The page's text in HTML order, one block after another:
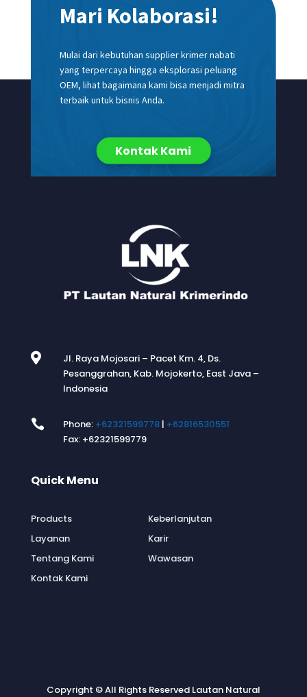
Mari Kolaborasi!
Mulai dari kebutuhan supplier krimer nabati
yang terpercaya hingga eksplorasi peluang
OEM, lihat bagaimana kami bisa menjadi mitra
terbaik untuk bisnis Anda.
Kontak Kami

Jl. Raya Mojosari – Pacet Km. 4, Ds.
Pesanggrahan, Kab. Mojokerto, East Java –
Indonesia
 Phone: +62321599778| +62816530551
Fax: +62321599779
Quick Menu
Products
Layanan
Tentang Kami
Kontak Kami
Keberlanjutan
Karir
Wawasan
Copyright © All Rights Reserved Lautan Natural